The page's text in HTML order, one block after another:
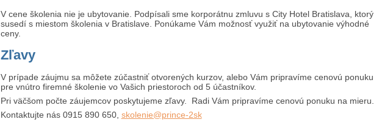
V cene školenia nie je ubytovanie. Podpísali sme korporátnu zmluvu s City Hotel Bratislava, ktorý
susedí s miestom školenia v Bratislave. Ponúkame Vám možnosť využiť na ubytovanie výhodné
ceny.
Zľavy
V prípade záujmu sa môžete zúčastniť otvorených kurzov, alebo Vám pripravíme cenovú ponuku
pre vnútro firemné školenie vo Vašich priestoroch od 5 účastníkov.
Pri väčšom počte záujemcov poskytujeme zľavy. Radi Vám pripravíme cenovú ponuku na mieru.
Kontaktujte nás 0915 890 650, skolenie@prince-2sk